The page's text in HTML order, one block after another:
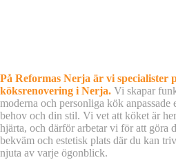
På Reformas Nerja är vi specialister
köksrenovering i Nerja. Vi skapar
moderna och personliga kök anpassade
behov och din stil. Vi vet att köket är
hjärta, och därför arbetar vi för att göra
bekväm och estetisk plats där du kan
njuta av varje ögonblick.